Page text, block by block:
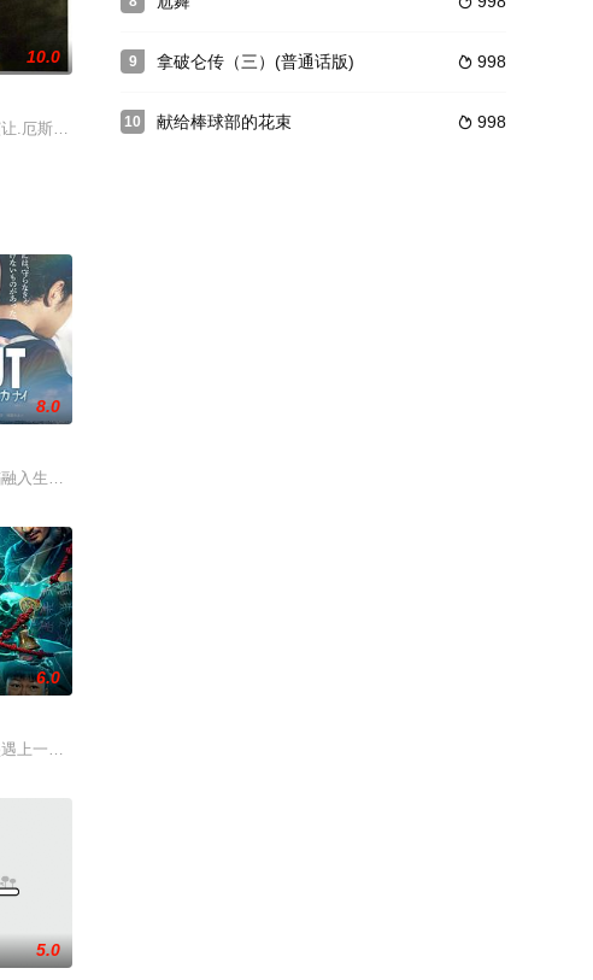
天都赤身裸体，所以我问她。她
10.0
.厄斯塔什1974年导演的一部出色的青春片,本片讲述了一个青春期少年成长的故事,
8.0
入生活的冲绳。与母亲朱音、妹妹舞一起生活的照屋踊，憧憬舞蹈学校的丽莎，开
6.0
上一起离奇的神像杀人事件，勘案过程中，牵引出“婴胎报仇”，“娘娘索命”等一连串
5.0
9  998
拿破仑传（三）(普通话版)
10  998
献给棒球部的花束